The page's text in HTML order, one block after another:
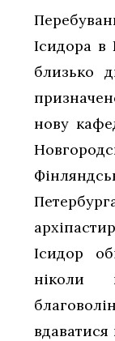
Ісидора в
близько
нову
Ісидор
ніколи